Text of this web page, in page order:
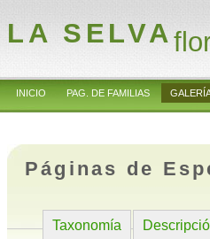
LA SELVA
INICIO PAG. DE FAMILIAS
Páginas de
Taxonomía